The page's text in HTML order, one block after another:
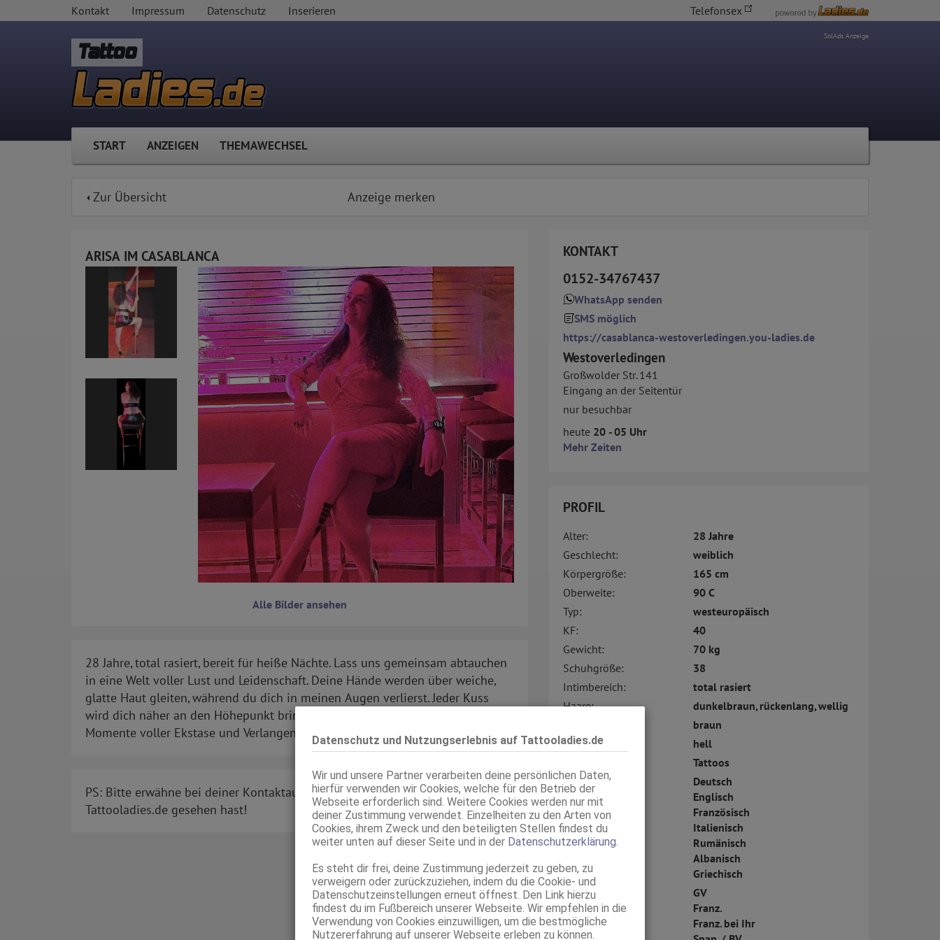
Datenschutz und Nutzungserlebnis auf Tattooladies.de
Wir und unsere Partner verarbeiten deine persönlichen Daten,
hierfür verwenden wir Cookies, welche für den Betrieb der
Webseite erforderlich sind. Weitere Cookies werden nur mit
deiner Zustimmung verwendet. Einzelheiten zu den Arten von
Cookies, ihrem Zweck und den beteiligten Stellen findest du
weiter unten auf dieser Seite und in der Datenschutzerklärung
Es steht dir frei, deine Zustimmung jederzeit zu geben, zu
verweigern oder zurückzuziehen, indem du die Cookie- und
Datenschutzeinstellungen erneut öffnest. Den Link hierzu
findest du im Fußbereich unserer Webseite. Wir empfehlen in die
Verwendung von Cookies einzuwilligen, um die bestmögliche
Nutzererfahrung auf unserer Webseite erleben zu können.
Kontakt Impressum Datenschutz Inserieren Telefonsex
Tattoo
SolAds Anzeige
START ANZEIGEN THEMAWECHSEL
Zur Übersicht Anzeige merken
ARISA IM CASABLANCA
Alle Bilder ansehen
28 Jahre, total rasiert, bereit für heiße Nächte. Lass uns gemeinsam abtauchen
in eine Welt voller Lust und Leidenschaft. Deine Hände werden über weiche,
glatte Haut gleiten, während du dich in meinen Augen verlierst. Jeder Kuss
wird dich näher an den Höhepunkt bringen. Sei bereit für unvergessliche
Momente voller Ekstase und Verlangen.
PS: Bitte erwähne bei deiner Kontaktaufnahme, dass du die Anzeige auf
Tattooladies.de gesehen hast!
KONTAKT
0152-34767437
WhatsApp senden
SMS möglich
https://casablanca-westoverledingen.you-ladies.de
Westoverledingen
Großwolder Str. 141
Eingang an der Seitentür
nur besuchbar
heute 20 - 05 Uhr
Mehr Zeiten
PROFIL
Alter:
28 Jahre
Geschlecht:
weiblich
Körpergröße:
165 cm
Oberweite:
90 C
Typ:
westeuropäisch
KF:
40
Gewicht:
70 kg
Schuhgröße:
38
Intimbereich:
total rasiert
Haare:
dunkelbraun, rückenlang, wellig
braun
Haut:
hell
Tattoos
Sprachen:
Deutsch
Englisch
Französisch
Italienisch
Rumänisch
Albanisch
Griechisch
Verkehr:
GV
Franz.
Franz. bei Ihr